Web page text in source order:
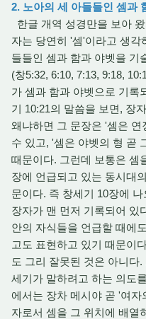
2. 노아의 세 아들들인 셈과
한글 개역 성경만을 보아
자는 당연히 '셈'이라고 생
들들인 셈과 함과 야벳을 기
(창5:32, 6:10, 7:13, 9:18,
가 셈과 함과 야벳으로 기록
기 10:21의 말씀을 보면, 장
왜냐하면 그 문장은 '셈은
수 있고, '셈은 야벳의 형 곧
때문이다. 그런데 보통은 셈
장에 언급되고 있는 동시대
문이다. 즉 창세기 10장에
장자가 맨 먼저 기록되어 있
안의 자식들을 언급할 때에
고도 표현하고 있기 때문이
도 그리 잘못된 것은 아니다
세기가 말하려고 하는 의도
에서는 장차 메시야 곧 '여
자로서 셈을 그 위치에 배열